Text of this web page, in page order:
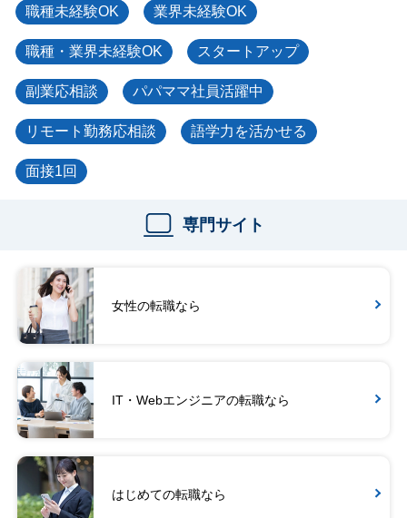
職種未経験OK 業界未経験OK
職種・業界未経験OK スタートアップ
副業応相談 パパママ社員活躍中
リモート勤務応相談 語学力を活かせる
面接1回
専門サイト
女性の転職なら
IT・Webエンジニアの転職なら
はじめての転職なら